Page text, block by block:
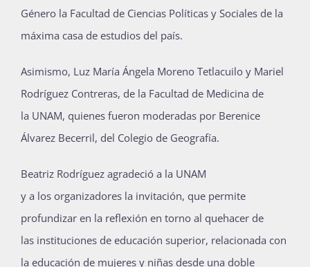
Género la Facultad de Ciencias Políticas y Sociales de la
máxima casa de estudios del país.
Asimismo, Luz María Ángela Moreno Tetlacuilo y Mariel
Rodríguez Contreras, de la Facultad de Medicina de
la UNAM, quienes fueron moderadas por Berenice
Álvarez Becerril, del Colegio de Geografía.
Beatriz Rodríguez agradeció a la UNAM
y a los organizadores la invitación, que permite
profundizar en la reflexión en torno al quehacer de
las instituciones de educación superior, relacionada con
la educación de mujeres y niñas desde una doble